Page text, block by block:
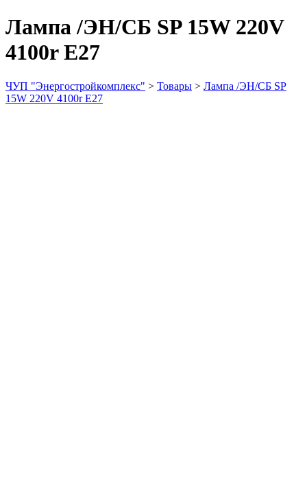
Лампа /ЭН/СБ SP 15W 220V
4100r E27
ЧУП "Энергостройкомплекс" > Товары > Лампа /ЭН/СБ SP
15W 220V 4100r E27